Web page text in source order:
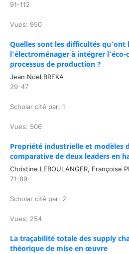
91-112
Vues: 950
Quelles sont les difficultés qu’ont
l’électroménager à intégrer
processus de production ?
Jean Noel BREKA
29-47
Scholar cité par: 1
Vues: 506
Propriété industrielle et modèles
comparative de deux leaders en
Christine LEBOULANGER, Françoise
71-89
Scholar cité par: 2
Vues: 254
La traçabilité totale des supply
théorique de mise en œuvre